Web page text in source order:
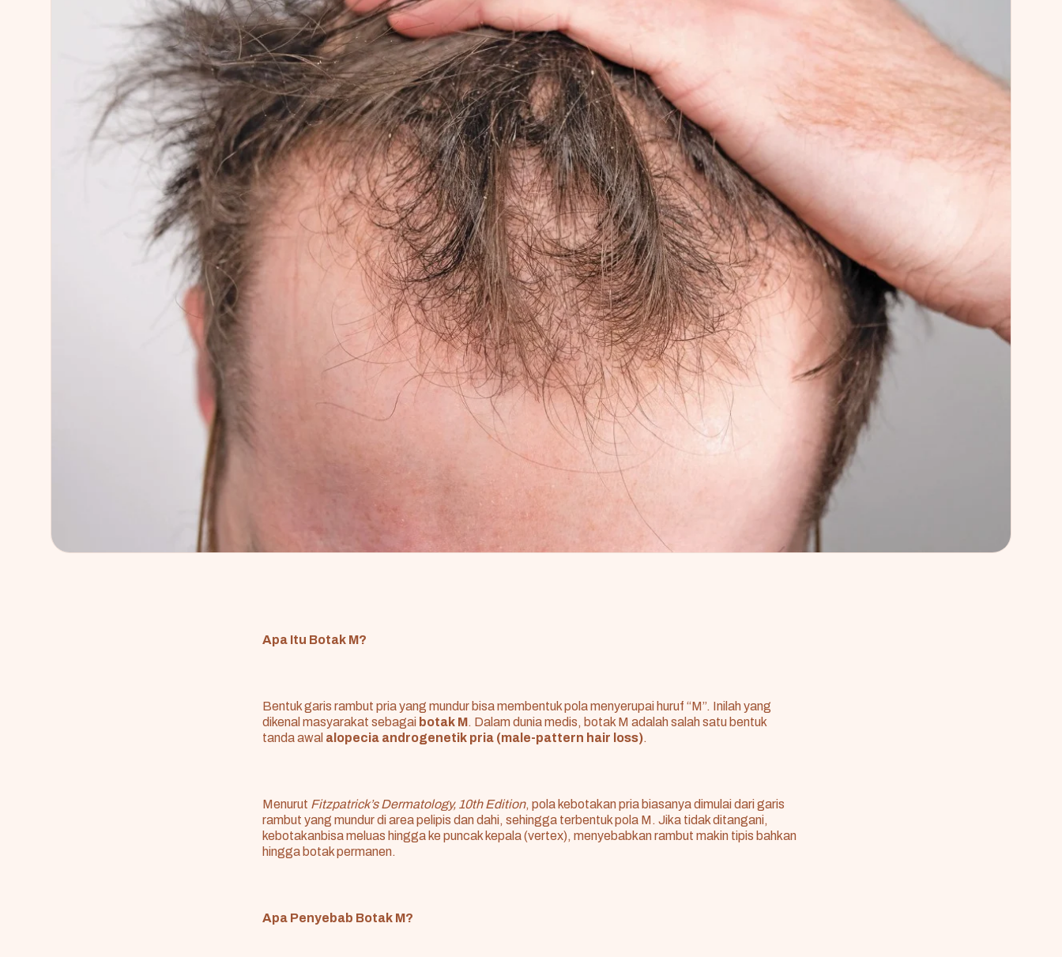
Apa Itu Botak M?
Bentuk garis rambut pria yang mundur bisa membentuk pola menyerupai huruf “M”. Inilah yang
dikenal masyarakat sebagai botak M. Dalam dunia medis, botak M adalah salah satu bentuk
tanda awal alopecia androgenetik pria (male-pattern hair loss).
Menurut Fitzpatrick’s Dermatology, 10th Edition, pola kebotakan pria biasanya dimulai dari garis
rambut yang mundur di area pelipis dan dahi, sehingga terbentuk pola M. Jika tidak ditangani,
kebotakanbisa meluas hingga ke puncak kepala (vertex), menyebabkan rambut makin tipis bahkan
hingga botak permanen.
Apa Penyebab Botak M?